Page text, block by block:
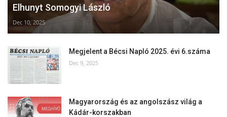
Elhunyt Somogyi László
Dec 10, 2025
Megjelent a Bécsi Napló 2025. évi 6.száma
Dec 9, 2025
Magyarország és az angolszász világ a
Kádár-korszakban